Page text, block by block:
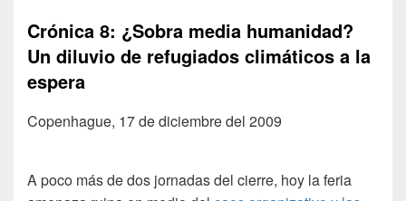
Crónica 8: ¿Sobra media humanidad?
Un diluvio de refugiados climáticos a la
espera
Copenhague, 17 de diciembre del 2009
A poco más de dos jornadas del cierre, hoy la feria